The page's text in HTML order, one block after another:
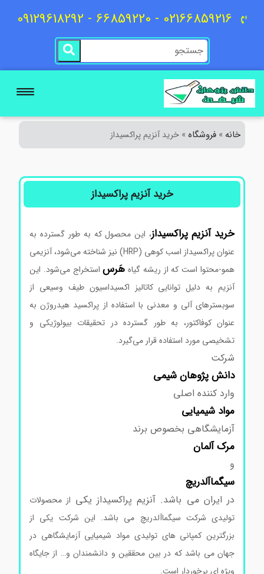
02166859216 - 66859220 - 09129618292
خانه»فروشگاه»خرید آنزیم پراکسیداز
خرید آنزیم پراکسیداز
خرید آنزیم پراکسیداز، این محصول که به طور گسترده به
عنوان پراکسیداز اسب کوهی (HRP) نیز شناخته می‌شود، آنزیمی
همو-محتوا است که از ریشه گیاههَرساستخراج می‌شود. این
آنزیم به دلیل توانایی کاتالیز اکسیداسیون طیف وسیعی از
سوبسترهای آلی و معدنی با استفاده از پراکسید هیدروژن به
عنوان کوفاکتور، به طور گسترده در تحقیقات بیولوژیکی و
تشخیصی مورد استفاده قرار می‌گیرد.
شرکت
دانش پژوهان شیمی
وارد کننده اصلی
موادشیمیایی
آزمایشگاهی بخصوص برند
مرکآلمان
سیگماآلدریچ
در ایران می باشد. آنزیم پراکسیداز یکیاز محصولات
تولیدی شرکت سیگماآلدریچ می باشد. این شرکت یکی از
بزرگترین کمپانی های تولیدی مواد شیمیایی آزمایشگاهی در
جهان می باشد که در بین محققین و دانشمندان و… از جایگاه
ویژه ای برخوردار است.کاربرد L-α-فسفاتیدیل کولین